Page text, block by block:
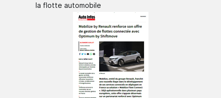
la flotte automobile